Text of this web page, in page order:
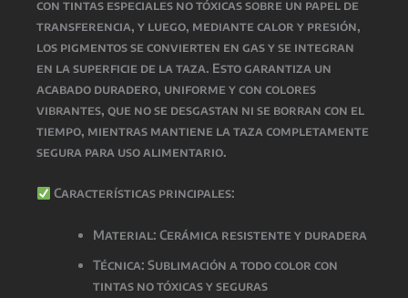
con tintas especiales no tóxicassobre un papel de
transferencia, y luego, mediante calor y presión,
los pigmentos se convierten en gas y se integran
en la superficie de la taza. Esto garantiza un
acabado duradero, uniforme y con colores
vibrantes, que no se desgastan ni se borran con el
tiempo, mientras mantiene la taza completamente
segura para uso alimentario.
Características principales:
Material: Cerámica resistente y duradera
Técnica: Sublimación a todo color con
tintas no tóxicas y seguras